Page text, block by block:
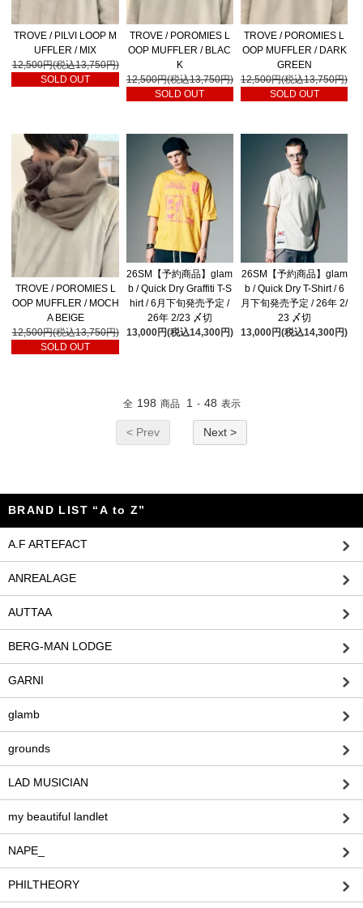
TROVE / PILVI LOOP M
UFFLER / MIX
12,500円(税込13,750円)
SOLD OUT
TROVE / POROMIES L
OOP MUFFLER / BLAC
K
12,500円(税込13,750円)
SOLD OUT
TROVE / POROMIES L
OOP MUFFLER / DARK
GREEN
12,500円(税込13,750円)
SOLD OUT
TROVE / POROMIES L
OOP MUFFLER / MOCH
A BEIGE
12,500円(税込13,750円)
SOLD OUT
26SM【予約商品】glam
b / Quick Dry Graffiti T-S
hirt / 6月下旬発売予定 /
26年 2/23 〆切
13,000円(税込14,300円)
26SM【予約商品】glam
b / Quick Dry T-Shirt / 6
月下旬発売予定 / 26年 2/
23 〆切
13,000円(税込14,300円)
全 198 商品 1 - 48 表示
< Prev Next >
BRAND LIST “A to Z”
A.F ARTEFACT
ANREALAGE
AUTTAA
BERG-MAN LODGE
GARNI
glamb
grounds
LAD MUSICIAN
my beautiful landlet
NAPE_
PHILTHEORY